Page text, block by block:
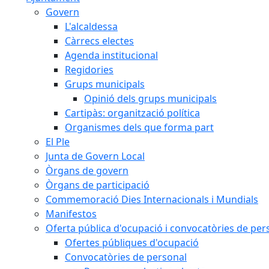
Govern
L'alcaldessa
Càrrecs electes
Agenda institucional
Regidories
Grups municipals
Opinió dels grups municipals
Cartipàs: organització política
Organismes dels que forma part
El Ple
Junta de Govern Local
Òrgans de govern
Òrgans de participació
Commemoració Dies Internacionals i Mundials
Manifestos
Oferta pública d'ocupació i convocatòries de
Ofertes públiques d'ocupació
Convocatòries de personal